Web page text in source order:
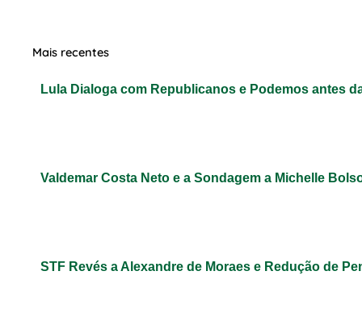
Mais recentes
Lula Dialoga com Republicanos e Podemos antes
Valdemar Costa Neto e a Sondagem a Michelle
STF Revés a Alexandre de Moraes e Redução de